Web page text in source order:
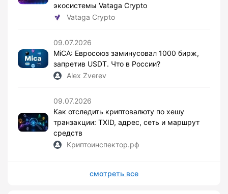
экосистемы Vataga Crypto
Vataga Crypto
09.07.2026
MiCA: Евросоюз заминусовал 1000 бирж,
запретив USDT. Что в России?
Alex Zverev
09.07.2026
Как отследить криптовалюту по хешу
транзакции: TXID, адрес, сеть и маршрут
средств
Криптоинспектор.рф
смотреть все